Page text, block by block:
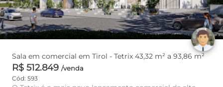
Sala em comercial em Tirol - Tetrix 43,32 m² a 93,86 m²
R$ 512.849 /venda
Cód: 593